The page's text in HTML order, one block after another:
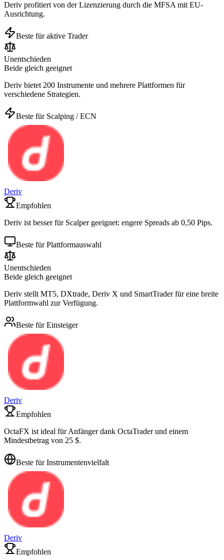
Deriv profitiert von der Lizenzierung durch die MFSA mit EU-
Ausrichtung.
Beste für aktive Trader
Unentschieden
Beide gleich geeignet
Deriv bietet 200 Instrumente und mehrere Plattformen für
verschiedene Strategien.
Beste für Scalping / ECN
Deriv
Empfohlen
Deriv ist besser für Scalper geeignet: engere Spreads ab 0,50 Pips.
Beste für Plattformauswahl
Unentschieden
Beide gleich geeignet
Deriv stellt MT5, DXtrade, Deriv X und SmartTrader für eine breite
Plattformwahl zur Verfügung.
Beste für Einsteiger
Deriv
Empfohlen
OctaFX ist ideal für Anfänger dank OctaTrader und einem
Mindestbetrag von 25 $.
Beste für Instrumentenvielfalt
Deriv
Empfohlen